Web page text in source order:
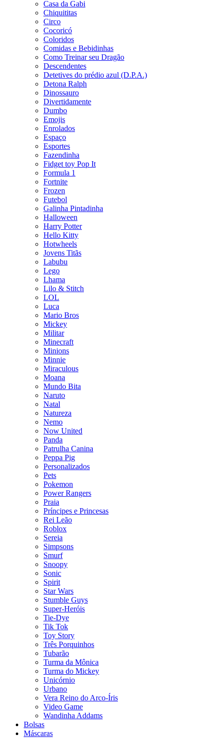
Casa da Gabi
Chiquititas
Circo
Cocoricó
Coloridos
Comidas e Bebidinhas
Como Treinar seu Dragão
Descendentes
Detetives do prédio azul (D.P.A.)
Detona Ralph
Dinossauro
Divertidamente
Dumbo
Emojis
Enrolados
Espaço
Esportes
Fazendinha
Fidget toy Pop It
Formula 1
Fortnite
Frozen
Futebol
Galinha Pintadinha
Halloween
Harry Potter
Hello Kitty
Hotwheels
Jovens Titãs
Labubu
Lego
Lhama
Lilo & Stitch
LOL
Luca
Mario Bros
Mickey
Militar
Minecraft
Minions
Minnie
Miraculous
Moana
Mundo Bita
Naruto
Natal
Natureza
Nemo
Now United
Panda
Patrulha Canina
Peppa Pig
Personalizados
Pets
Pokemon
Power Rangers
Praia
Príncipes e Princesas
Rei Leão
Roblox
Sereia
Simpsons
Smurf
Snoopy
Sonic
Spirit
Star Wars
Stumble Guys
Super-Heróis
Tie-Dye
Tik Tok
Toy Story
Três Porquinhos
Tubarão
Turma da Mônica
Turma do Mickey
Unicórnio
Urbano
Vera Reino do Arco-Íris
Video Game
Wandinha Addams
Bolsas
Máscaras